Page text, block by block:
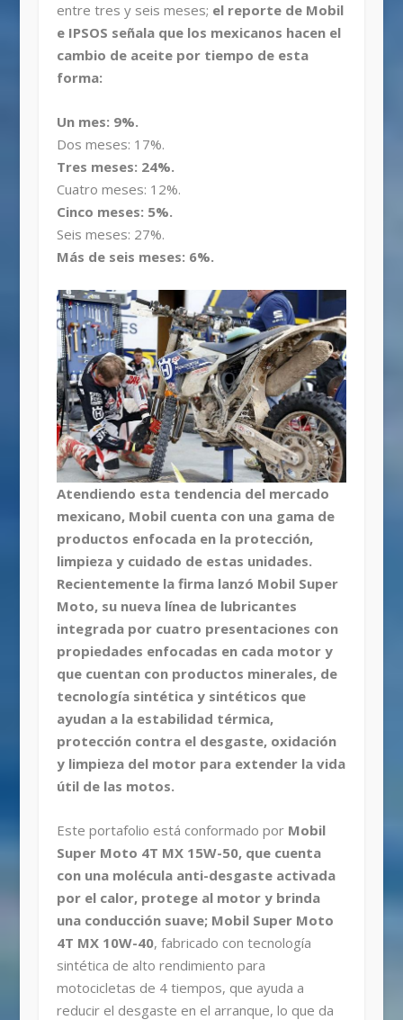
entre tres y seis meses; el reporte de Mobil
e IPSOS señala que los mexicanos hacen el
cambio de aceite por tiempo de esta
forma:
Un mes: 9%.
Dos meses: 17%.
Tres meses: 24%.
Cuatro meses: 12%.
Cinco meses: 5%.
Seis meses: 27%.
Más de seis meses: 6%.
Atendiendo esta tendencia del mercado
mexicano, Mobil cuenta con una gama de
productos enfocada en la protección,
limpieza y cuidado de estas unidades.
Recientemente la firma lanzó Mobil Super
Moto, su nueva línea de lubricantes
integrada por cuatro presentaciones con
propiedades enfocadas en cada motor y
que cuentan con productos minerales, de
tecnología sintética y sintéticos que
ayudan a la estabilidad térmica,
protección contra el desgaste, oxidación
y limpieza del motor para extender la vida
útil de las motos.
Este portafolio está conformado por Mobil
Super Moto 4T MX 15W-50, que cuenta
con una molécula anti-desgaste activada
por el calor, protege al motor y brinda
una conducción suave; Mobil Super Moto
4T MX 10W-40, fabricado con tecnología
sintética de alto rendimiento para
motocicletas de 4 tiempos, que ayuda a
reducir el desgaste en el arranque, lo que da